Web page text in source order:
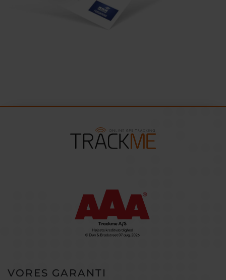
VORES GARANTI